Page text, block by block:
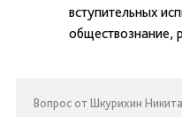
вступительных
обществознание,
Вопрос от Шкурихин